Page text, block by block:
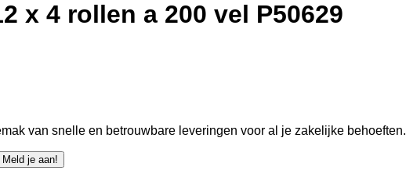
x 4 rollen a 200 vel P50629
van snelle en betrouwbare leveringen voor al je zakelijke behoeften.
Meld je aan!